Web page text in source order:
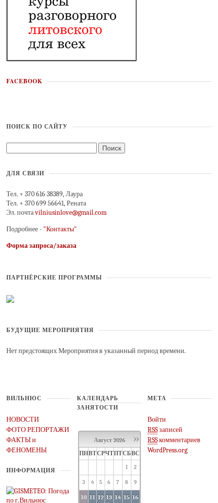
FACEBOOK
ПОИСК ПО САЙТУ
ДЛЯ СВЯЗИ
Тел. + 370 616 38389, Лаура
Тел. + 370 699 56641, Рената
Эл. почтаvilniusinlove@gmail.com
Подробнее - "Контакты"
Форма запроса/заказа
ПАРТНЁРСКИЕ ПРОГРАММЫ
БУДУЩИЕ МЕРОПРИЯТИЯ
Нет предстоящих Мероприятия в указанный период времени.
ВИЛЬНЮС
НОВОСТИ
ФОТО РЕПОРТАЖИ
ФАКТЫ и
ФЕНОМЕНЫ
ИНФОРМАЦИЯ
КАЛЕНДАРЬ
ЗАНЯТОСТИ
»
Август 2026
ПНВТСРЧТПТСБВС
1
2
3 4 5 6 7 8 9
10 11 12 13 14 15 16
МЕТА
Войти
RSSзаписей
RSSкомментариев
WordPress.org